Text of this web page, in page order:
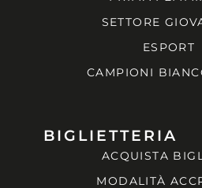
SETTORE
ESPORT
CAMPIONI
BIGLIETTERIA
ACQUISTA
MODALITÀ